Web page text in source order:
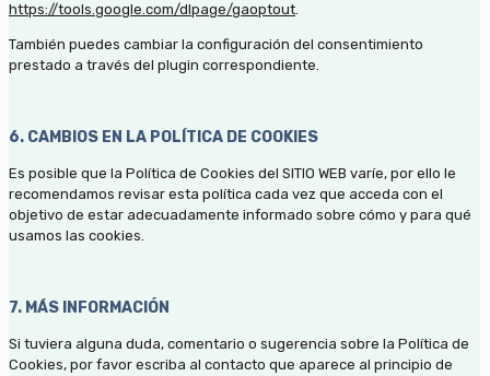
https://tools.google.com/dlpage/gaoptout.
También puedes cambiar la configuración del consentimiento
prestado a través del plugin correspondiente.
6. CAMBIOS EN LA POLÍTICA DE COOKIES
Es posible que la Política de Cookies del SITIO WEB varíe, por ello le
recomendamos revisar esta política cada vez que acceda con el
objetivo de estar adecuadamente informado sobre cómo y para qué
usamos las cookies.
7. MÁS INFORMACIÓN
Si tuviera alguna duda, comentario o sugerencia sobre la Política de
Cookies, por favor escriba al contacto que aparece al principio de